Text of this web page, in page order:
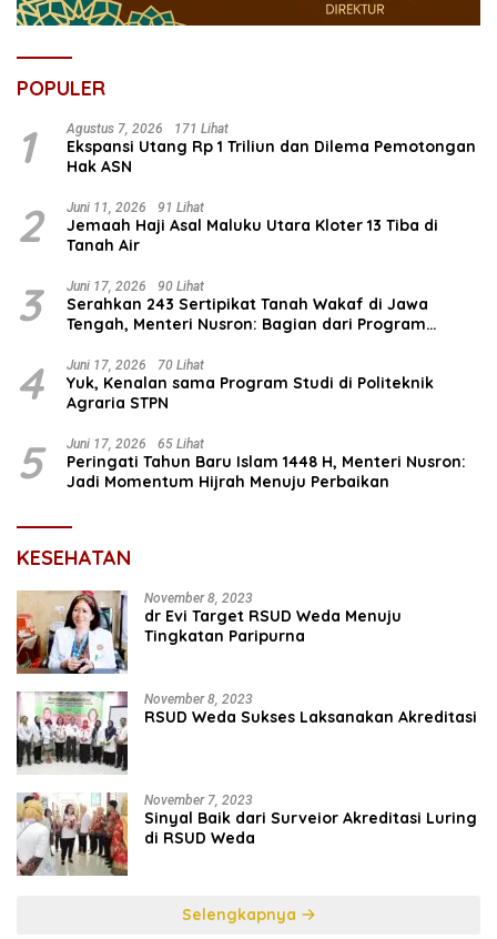
POPULER
1 Agustus 7, 2026 171 Lihat
Ekspansi Utang Rp 1 Triliun dan Dilema Pemotongan
Hak ASN
2 Juni 11, 2026 91 Lihat
Jemaah Haji Asal Maluku Utara Kloter 13 Tiba di
Tanah Air
3 Juni 17, 2026 90 Lihat
Serahkan 243 Sertipikat Tanah Wakaf di Jawa
Tengah, Menteri Nusron: Bagian dari Program
Umat
4 Juni 17, 2026 70 Lihat
Yuk, Kenalan sama Program Studi di Politeknik
Agraria STPN
5 Juni 17, 2026 65 Lihat
Peringati Tahun Baru Islam 1448 H, Menteri Nusron:
Jadi Momentum Hijrah Menuju Perbaikan
KESEHATAN
November 8, 2023
dr Evi Target RSUD Weda Menuju
Tingkatan Paripurna
November 8, 2023
RSUD Weda Sukses Laksanakan Akreditasi
November 7, 2023
Sinyal Baik dari Surveior Akreditasi Luring
di RSUD Weda
Selengkapnya